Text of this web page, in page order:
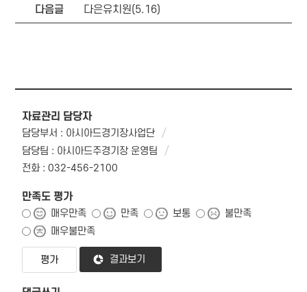
다음글 다은유치원(5.16)
자료관리 담당자
담당부서 : 아시아드경기장사업단
담당팀 : 아시아드주경기장 운영팀
전화 : 032-456-2100
만족도 평가
매우만족 만족 보통
불만족
매우불만족
결과보기